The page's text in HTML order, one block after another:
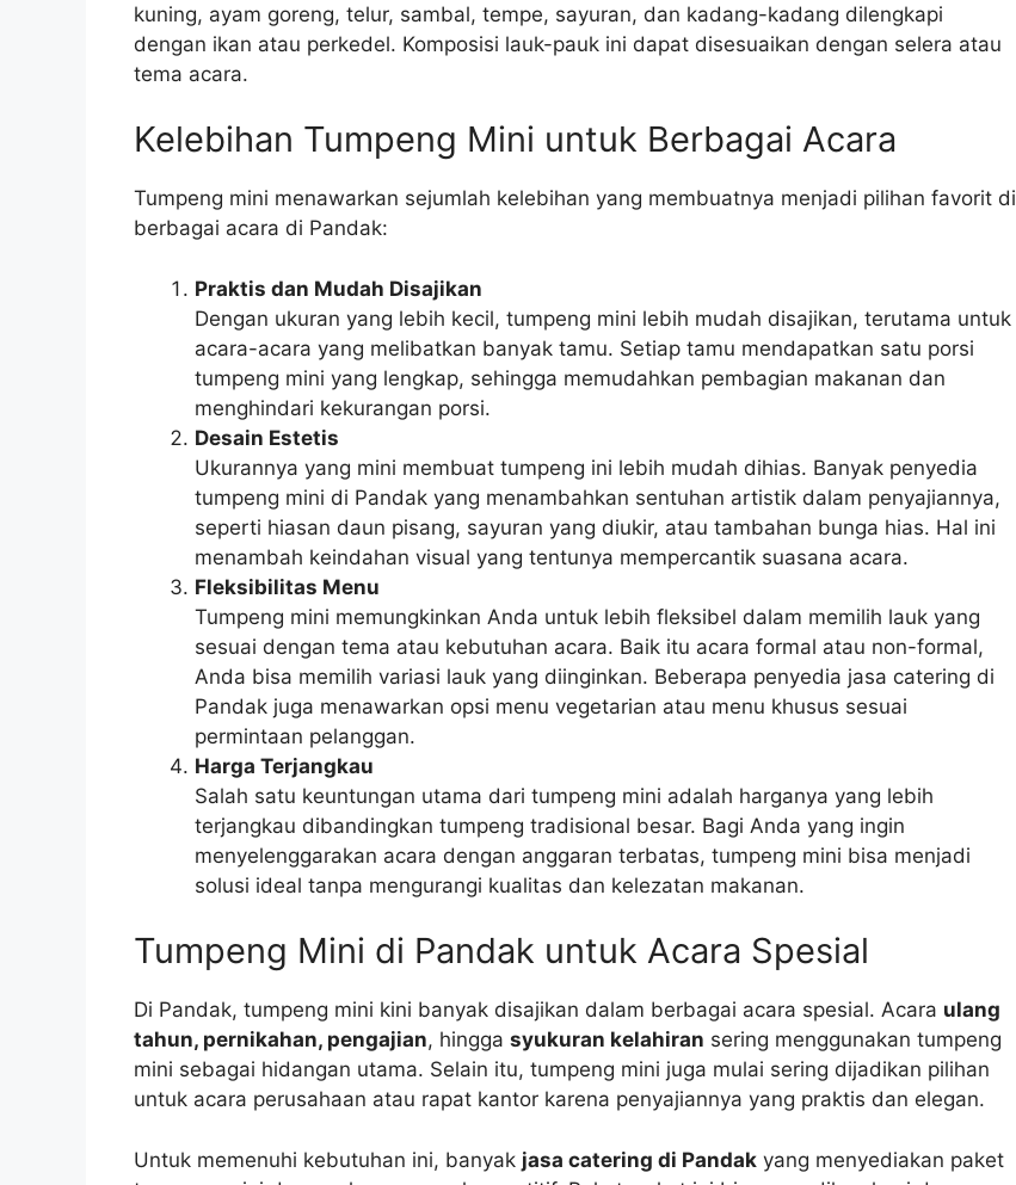
kuning, ayam goreng, telur, sambal, tempe, sayuran, dan kadang-kadang dilengkapi
dengan ikan atau perkedel. Komposisi lauk-pauk ini dapat disesuaikan dengan selera atau
tema acara.
Kelebihan Tumpeng Mini untuk Berbagai Acara
Tumpeng mini menawarkan sejumlah kelebihan yang membuatnya menjadi pilihan favorit di
berbagai acara di Pandak:
Praktis dan Mudah Disajikan
Dengan ukuran yang lebih kecil, tumpeng mini lebih mudah disajikan, terutama untuk
acara-acara yang melibatkan banyak tamu. Setiap tamu mendapatkan satu porsi
tumpeng mini yang lengkap, sehingga memudahkan pembagian makanan dan
menghindari kekurangan porsi.
Desain Estetis
Ukurannya yang mini membuat tumpeng ini lebih mudah dihias. Banyak penyedia
tumpeng mini di Pandak yang menambahkan sentuhan artistik dalam penyajiannya,
seperti hiasan daun pisang, sayuran yang diukir, atau tambahan bunga hias. Hal ini
menambah keindahan visual yang tentunya mempercantik suasana acara.
Fleksibilitas Menu
Tumpeng mini memungkinkan Anda untuk lebih fleksibel dalam memilih lauk yang
sesuai dengan tema atau kebutuhan acara. Baik itu acara formal atau non-formal,
Anda bisa memilih variasi lauk yang diinginkan. Beberapa penyedia jasa catering di
Pandak juga menawarkan opsi menu vegetarian atau menu khusus sesuai
permintaan pelanggan.
Harga Terjangkau
Salah satu keuntungan utama dari tumpeng mini adalah harganya yang lebih
terjangkau dibandingkan tumpeng tradisional besar. Bagi Anda yang ingin
menyelenggarakan acara dengan anggaran terbatas, tumpeng mini bisa menjadi
solusi ideal tanpa mengurangi kualitas dan kelezatan makanan.
Tumpeng Mini di Pandak untuk Acara Spesial
Di Pandak, tumpeng mini kini banyak disajikan dalam berbagai acara spesial. Acara ulang
tahun, pernikahan, pengajian, hingga syukuran kelahiran sering menggunakan tumpeng
mini sebagai hidangan utama. Selain itu, tumpeng mini juga mulai sering dijadikan pilihan
untuk acara perusahaan atau rapat kantor karena penyajiannya yang praktis dan elegan.
Untuk memenuhi kebutuhan ini, banyak jasa catering di Pandak yang menyediakan paket